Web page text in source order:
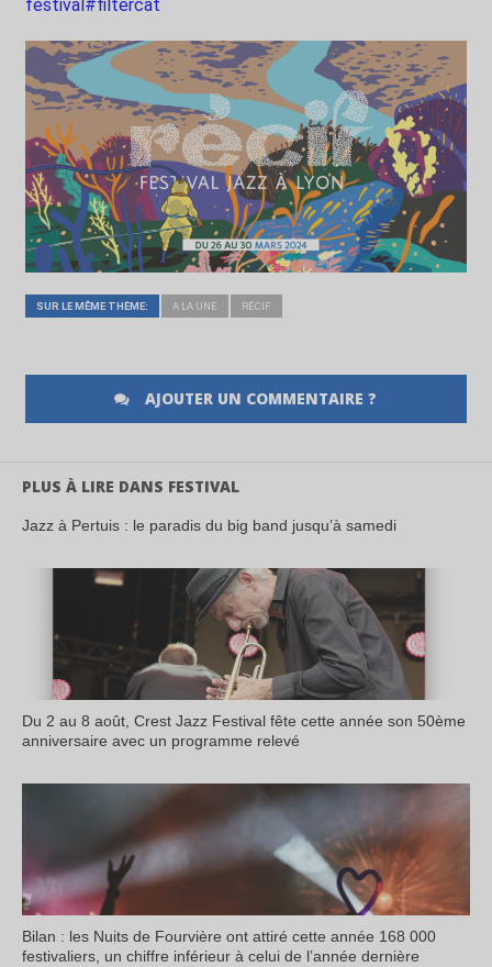
festival#filtercat
SUR LE MÊME THÈME: A LA UNE RÉCIF
AJOUTER UN COMMENTAIRE ?
PLUS À LIRE DANS FESTIVAL
Jazz à Pertuis : le paradis du big band jusqu’à samedi
Du 2 au 8 août, Crest Jazz Festival fête cette année son 50ème
anniversaire avec un programme relevé
Bilan : les Nuits de Fourvière ont attiré cette année 168 000
festivaliers, un chiffre inférieur à celui de l’année dernière